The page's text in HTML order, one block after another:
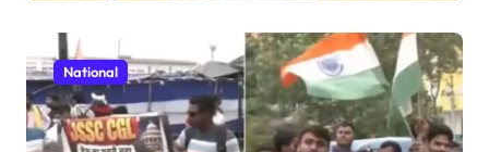
National